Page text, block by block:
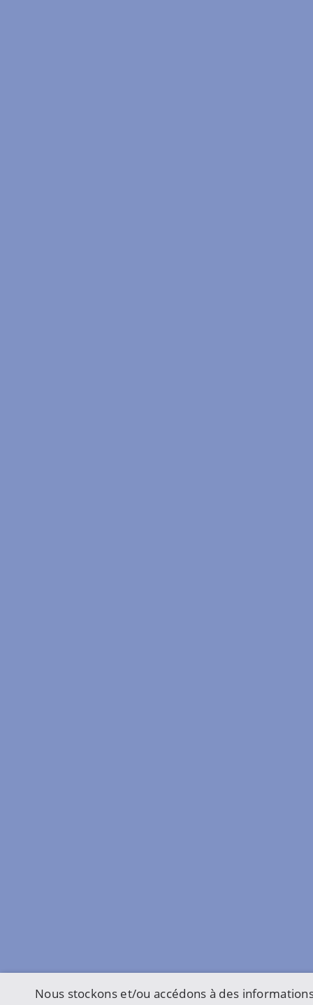
Nous stockons et/ou accédons à des